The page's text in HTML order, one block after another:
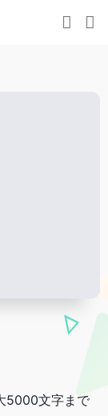
5000文字まで